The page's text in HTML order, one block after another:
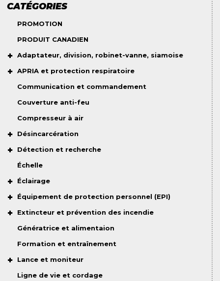
CATÉGORIES
PROMOTION
PRODUIT CANADIEN
Adaptateur, division, robinet-vanne, siamoise
APRIA et protection respiratoire
Communication et commandement
Couverture anti-feu
Compresseur à air
Désincarcération
Détection et recherche
Échelle
Éclairage
Équipement de protection personnel (EPI)
Extincteur et prévention des incendie
Génératrice et alimentaion
Formation et entraînement
Lance et moniteur
Ligne de vie et cordage